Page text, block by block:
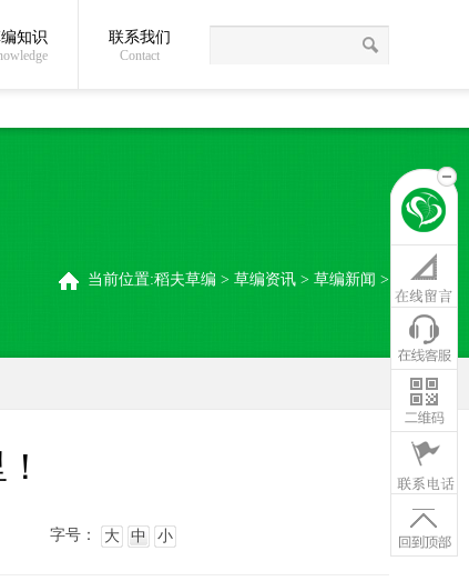
关于我们 草编常识 稻夫草编制品厂
知识 联系我们
Contact
当前位置:稻夫草编 > 草编资讯 > 草编新闻 >
字号： 大 中 小